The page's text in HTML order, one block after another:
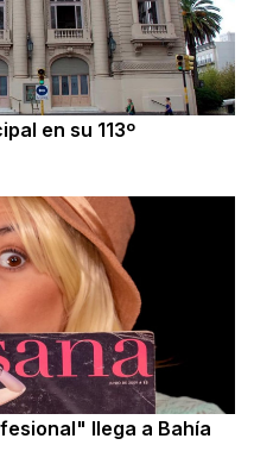
en su 113º
llega a Bahía